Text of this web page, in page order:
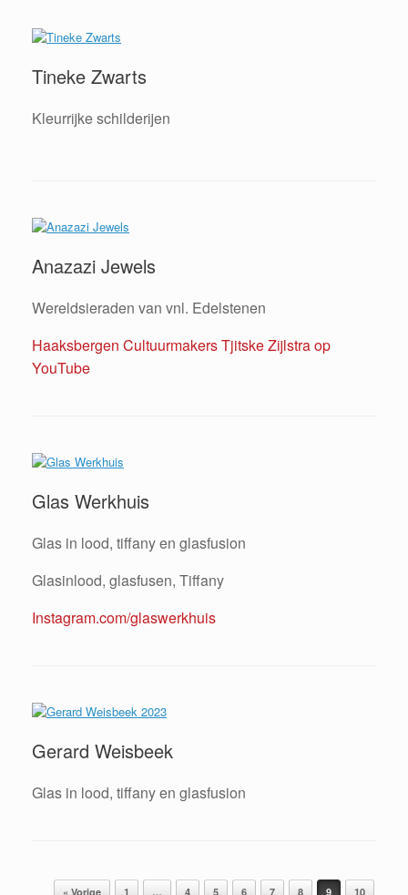
Tineke Zwarts
Kleurrijke schilderijen
Anazazi Jewels
Wereldsieraden van vnl. Edelstenen
Haaksbergen Cultuurmakers Tjitske Zijlstra op
YouTube
Glas Werkhuis
Glas in lood, tiffany en glasfusion
Glasinlood, glasfusen, Tiffany
Instagram.com/glaswerkhuis
Gerard Weisbeek
Glas in lood, tiffany en glasfusion
Bericht navigatie
« Vorige 1 … 4 5 6 7 8 9
10